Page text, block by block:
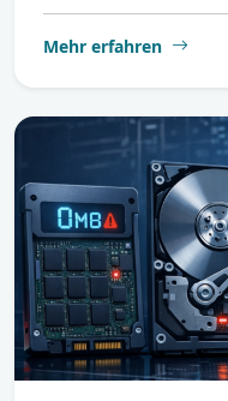
Mehr erfahren